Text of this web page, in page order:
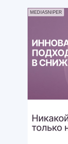
MEDIASNIPER